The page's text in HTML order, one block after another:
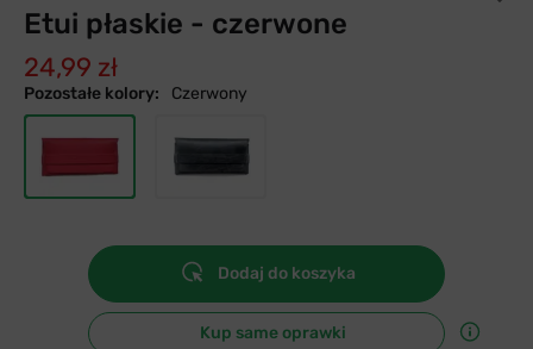
Etui płaskie - czerwone
24,99 zł
Pozostałe kolory: Czerwony
Dodaj do koszyka
Kup same oprawki